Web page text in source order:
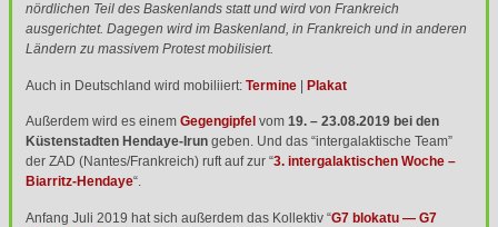
nördlichen Teil des Baskenlands statt und wird von Frankreich
ausgerichtet. Dagegen wird im Baskenland, in Frankreich und in anderen
Ländern zu massivem Protest mobilisiert.
Auch in Deutschland wird mobiliiert: Termine | Plakat
Außerdem wird es einem Gegengipfel vom 19. – 23.08.2019 bei den
Küstenstadten Hendaye-Irun geben. Und das “intergalaktische Team”
der ZAD (Nantes/Frankreich) ruft auf zur “3. intergalaktischen Woche –
Biarritz-Hendaye“.
Anfang Juli 2019 hat sich außerdem das Kollektiv “G7 blokatu — G7